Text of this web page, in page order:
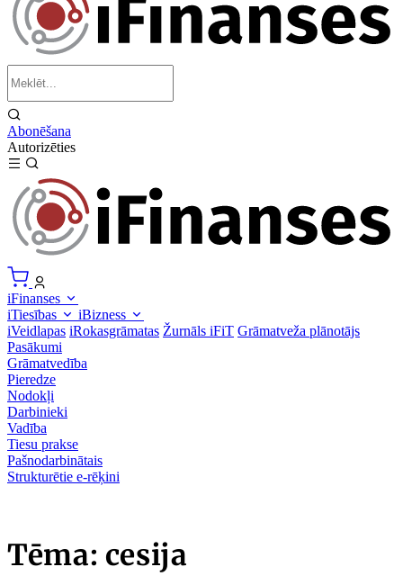
Abonēšana
Autorizēties
iFinanses
iTiesības
iBizness
iVeidlapas iRokasgrāmatas Žurnāls iFiT Grāmatveža plānotājs
Pasākumi
Grāmatvedība
Pieredze
Nodokļi
Darbinieki
Vadība
Tiesu prakse
Pašnodarbinātais
Strukturētie e-rēķini
Tēma: cesija